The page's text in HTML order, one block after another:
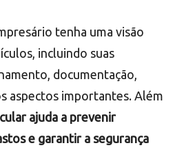
tenha uma visão
incluindo suas
documentação,
aspectos importantes. Além
ajuda a prevenir
e garantir a segurança